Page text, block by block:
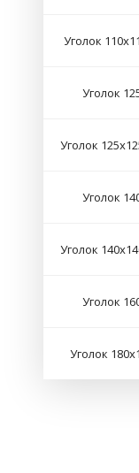
Уголок
Уголок
Уголок
Уголок
Уголок
Уголок
Уголок